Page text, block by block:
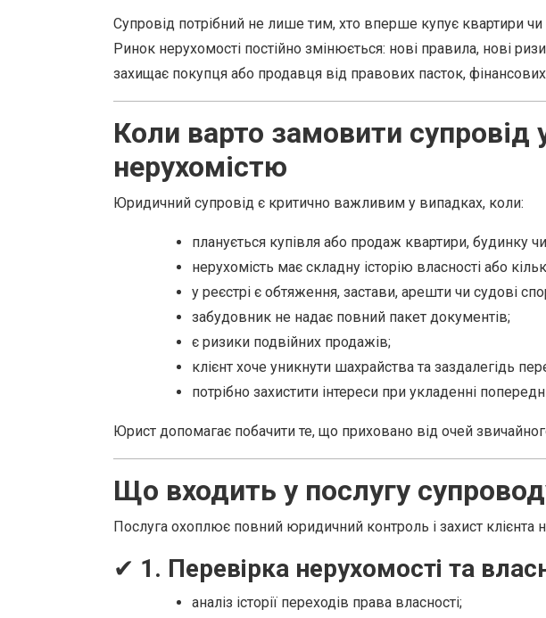
Супровід потрібний не лише тим, хто вперше купує квартири
Ринок нерухомості постійно змінюється: нові правила, нові
захищає покупця або продавця від правових пасток,
Коли варто замовити супровід
нерухомістю
Юридичний супровід є критично важливим у випадках, коли:
планується купівля або продаж квартири, будинку
нерухомість має складну історію власності або
у реєстрі є обтяження, застави, арешти чи судові
забудовник не надає повний пакет документів;
є ризики подвійних продажів;
клієнт хоче уникнути шахрайства та заздалегідь
потрібно захистити інтереси при укладенні
Юрист допомагає побачити те, що приховано від очей
Що входить у послугу
Послуга охоплює повний юридичний контроль і захист клієнта
✔ 1. Перевірка нерухомості та
аналіз історії переходів права власності;